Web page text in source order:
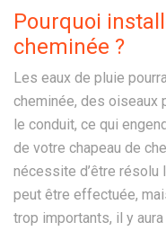
Pourquoi
cheminée ?
Les eaux de pluie
cheminée, des oiseaux
le conduit, ce qui
de votre chapeau de
nécessite d’être
peut être effectuée,
trop importants, il y